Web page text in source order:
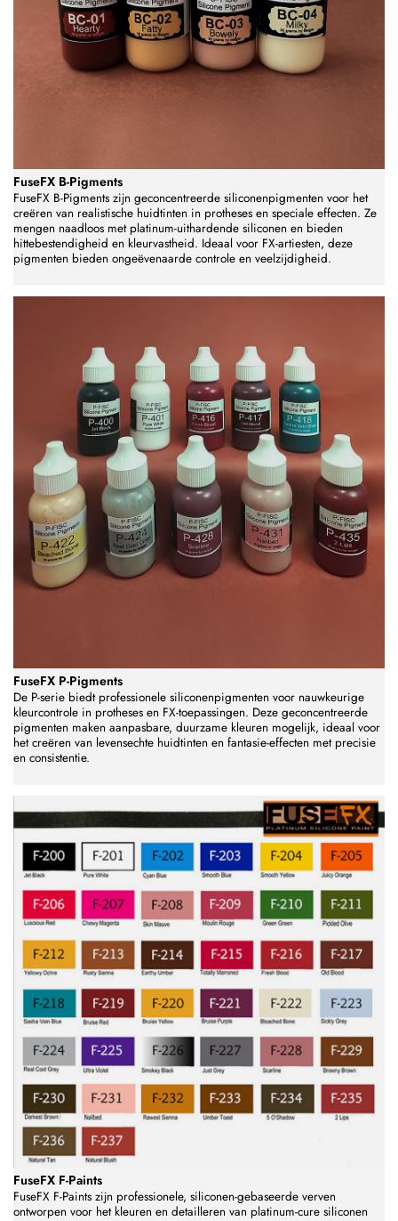
FuseFX B-Pigments
FuseFX B-Pigments zijn geconcentreerde siliconenpigmenten voor het
creëren van realistische huidtinten in protheses en speciale effecten. Ze
mengen naadloos met platinum-uithardende siliconen en bieden
hittebestendigheid en kleurvastheid. Ideaal voor FX-artiesten, deze
pigmenten bieden ongeëvenaarde controle en veelzijdigheid.
FuseFX P-Pigments
De P-serie biedt professionele siliconenpigmenten voor nauwkeurige
kleurcontrole in protheses en FX-toepassingen. Deze geconcentreerde
pigmenten maken aanpasbare, duurzame kleuren mogelijk, ideaal voor
het creëren van levensechte huidtinten en fantasie-effecten met precisie
en consistentie.
FuseFX F-Paints
FuseFX F-Paints zijn professionele, siliconen-gebaseerde verven
ontworpen voor het kleuren en detailleren van platinum-cure siliconen